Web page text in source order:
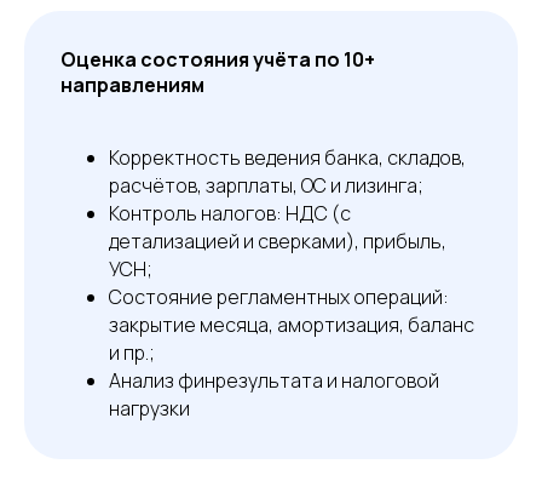
Оценка состояния учёта по 10+
направлениям
Корректность ведения банка, складов,
расчётов, зарплаты, ОС и лизинга;
Контроль налогов: НДС (с
детализацией и сверками), прибыль,
УСН;
Состояние регламентных операций:
закрытие месяца, амортизация, баланс
и пр.;
Анализ финрезультата и налоговой
нагрузки